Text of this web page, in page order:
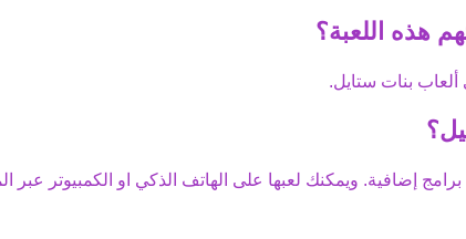
هذه اللعبة؟
بنات ستايل.
إضافية. ويمكنك لعبها على الهاتف الذكي او الكمبيوتر عبر